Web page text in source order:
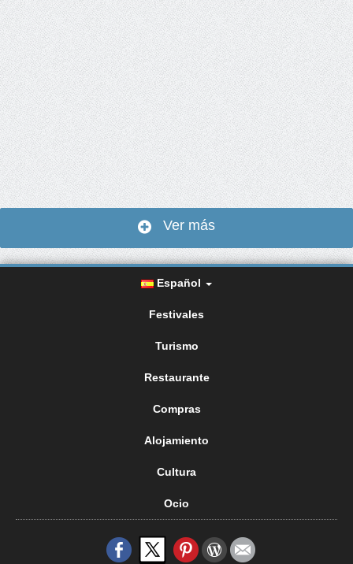
Ver más
Español
Festivales
Turismo
Restaurante
Compras
Alojamiento
Cultura
Ocio